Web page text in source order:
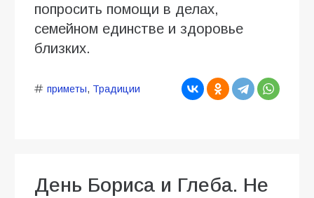
попросить помощи в делах,
семейном единстве и здоровье
близких.
приметы, Традиции
День Бориса и Глеба. Не